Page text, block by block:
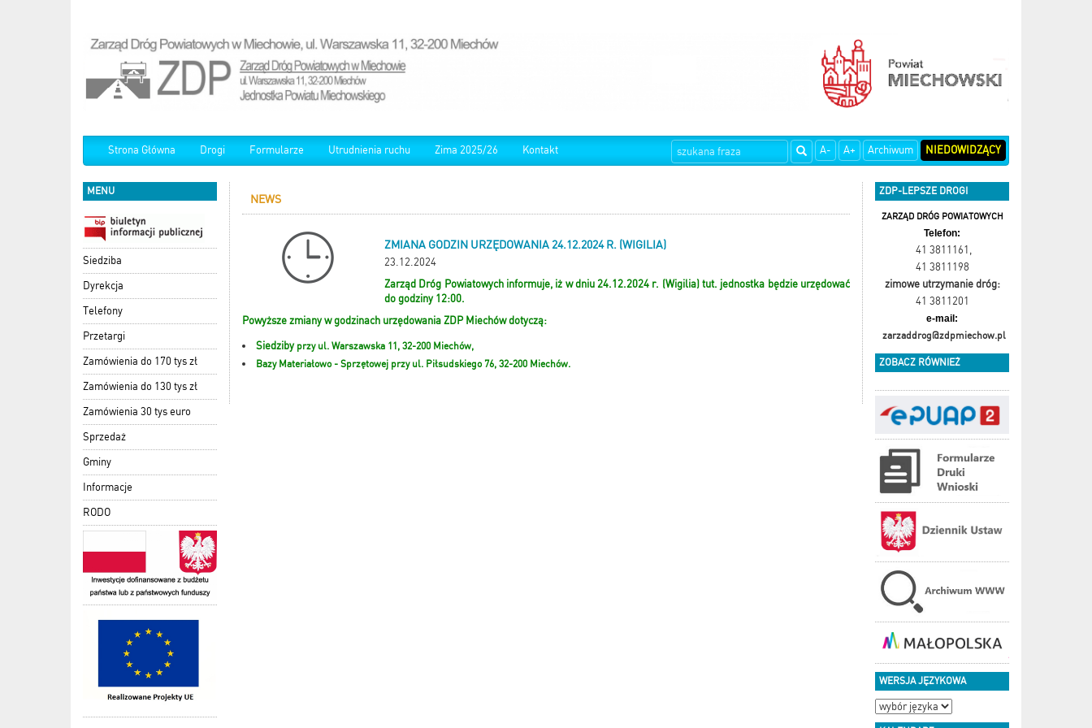
Strona Główna Drogi Formularze Utrudnienia ruchu Zima 2025/26 Kontakt A- A+ Archiwum NIEDOWIDZĄCY
MENU
Siedziba
Dyrekcja
Telefony
Przetargi
Zamówienia do 170 tys zł
Zamówienia do 130 tys zł
Zamówienia 30 tys euro
Sprzedaż
Gminy
Informacje
RODO
NEWS
ZMIANA GODZIN URZĘDOWANIA 24.12.2024 R. (WIGILIA)
23.12.2024
Zarząd Dróg Powiatowych informuje, iż w dniu 24.12.2024 r. (Wigilia) tut. jednostka będzie urzędować
do godziny 12:00.
Powyższe zmiany w godzinach urzędowania ZDP Miechów dotyczą:
Siedzibyprzy ul. Warszawska 11, 32-200 Miechów,
Bazy Materiałowo - Sprzętowej przy ul. Piłsudskiego 76, 32-200 Miechów.
ZDP-LEPSZE DROGI
ZARZĄD DRÓG POWIATOWYCH
Telefon:
41 3811161
41 3811198
zimowe utrzymanie dróg:
41 3811201
e-mail:
zarzaddrog@zdpmiechow.pl
ZOBACZ RÓWNIEŻ
WERSJA JĘZYKOWA